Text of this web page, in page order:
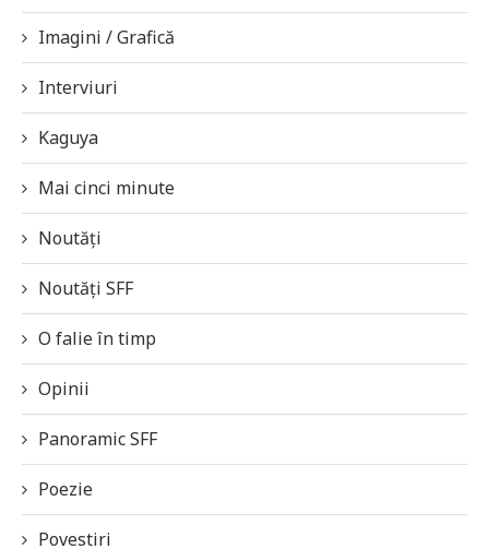
Imagini / Grafică
Interviuri
Kaguya
Mai cinci minute
Noutăți
Noutăți SFF
O falie în timp
Opinii
Panoramic SFF
Poezie
Povestiri